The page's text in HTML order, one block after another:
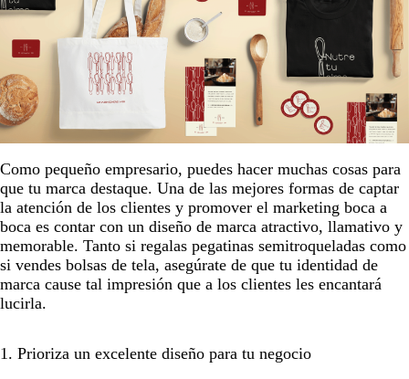
Como pequeño empresario, puedes hacer muchas cosas para
que tu marca destaque. Una de las mejores formas de captar
la atención de los clientes y promover el marketing boca a
boca es contar con un diseño de marca atractivo, llamativo y
memorable. Tanto si regalas pegatinas semitroqueladas como
si vendes bolsas de tela, asegúrate de que tu identidad de
marca cause tal impresión que a los clientes les encantará
lucirla.
1. Prioriza un excelente diseño para tu negocio